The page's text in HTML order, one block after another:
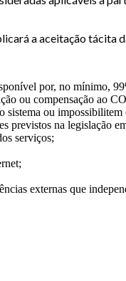
a aceitação
por, no mínimo,
ou compensação ao
ou impossibilitem
previstos na legislação
serviços;
externas que